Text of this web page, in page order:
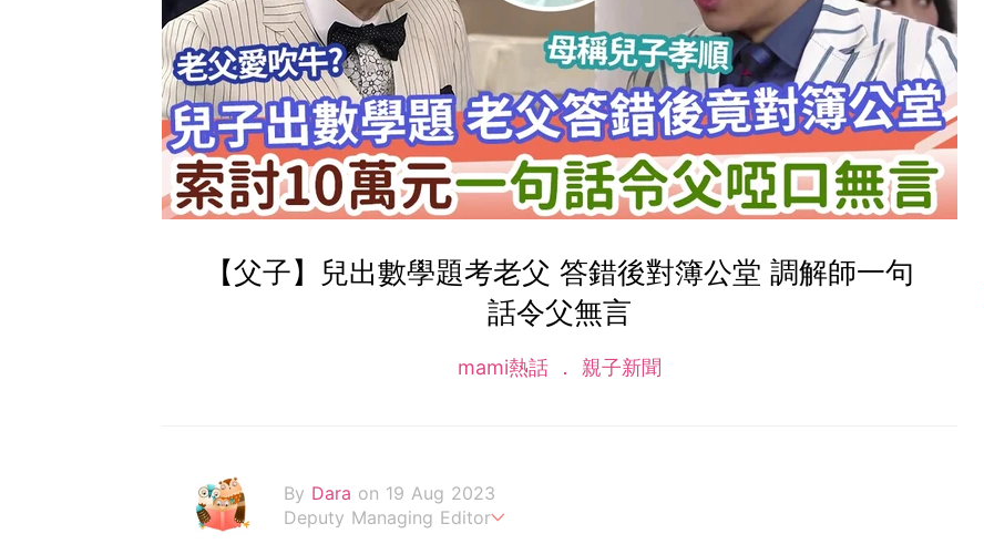
【父子】兒出數學題考老父 答錯後對簿公堂 調解師一句
話令父無言
mami熱話 親子新聞
By Dara on 19 Aug 2023
Deputy Managing Editor